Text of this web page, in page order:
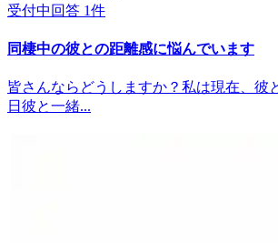
受付中 回答 1件
同棲中の彼との距離感に悩んでいます
皆さんならどうしますか？私は現在、彼
日彼と一緒...